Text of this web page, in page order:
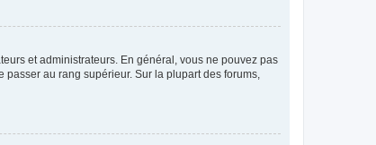
et administrateurs. En général, vous ne pouvez pas
au rang supérieur. Sur la plupart des forums,